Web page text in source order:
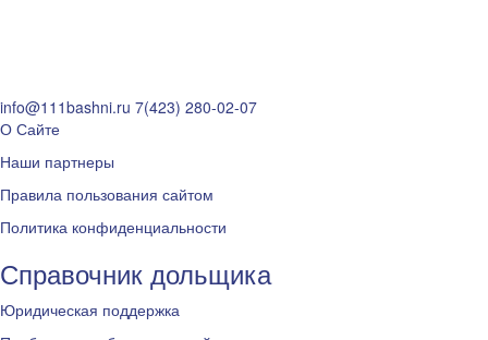
info@111bashni.ru 7(423) 280-02-07
О Сайте
Наши партнеры
Правила пользования сайтом
Политика конфиденциальности
Справочник дольщика
Юридическая поддержка